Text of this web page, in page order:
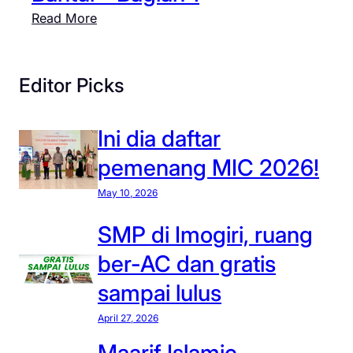
p
e
a
t
a
r
p
r
t
a
m
a
s
i
r
t
a
w
a
k
a
n
b
e
Read More:
p
n
c
a
i
S
P
a
t
Editor Picks
Ini dia daftar
pemenang MIC 2026!
May 10, 2026
SMP di Imogiri, ruang
ber-AC dan gratis
sampai lulus
April 27, 2026